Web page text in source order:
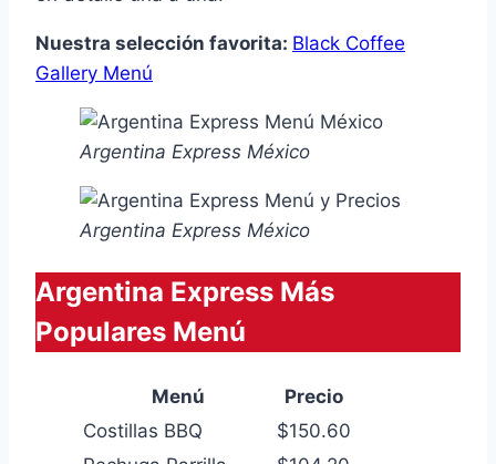
Nuestra selección favorita: Black Coffee
Gallery Menú
Argentina Express México
Argentina Express México
Argentina Express Más
Populares Menú
Menú
Precio
Costillas BBQ
$150.60